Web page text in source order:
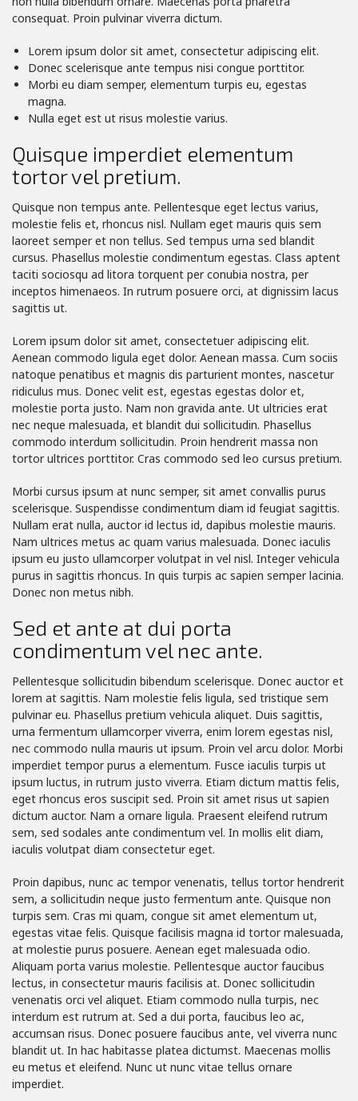
consequat. Proin pulvinar viverra dictum.
Lorem ipsum dolor sit amet, consectetur adipiscing elit.
Donec scelerisque ante tempus nisi congue porttitor.
Morbi eu diam semper, elementum turpis eu, egestas
magna.
Nulla eget est ut risus molestie varius.
Quisque imperdiet elementum
tortor vel pretium.
Quisque non tempus ante. Pellentesque eget lectus varius,
molestie felis et, rhoncus nisl. Nullam eget mauris quis sem
laoreet semper et non tellus. Sed tempus urna sed blandit
cursus. Phasellus molestie condimentum egestas. Class aptent
taciti sociosqu ad litora torquent per conubia nostra, per
inceptos himenaeos. In rutrum posuere orci, at dignissim lacus
sagittis ut.
Lorem ipsum dolor sit amet, consectetuer adipiscing elit.
Aenean commodo ligula eget dolor. Aenean massa. Cum sociis
natoque penatibus et magnis dis parturient montes, nascetur
ridiculus mus. Donec velit est, egestas egestas dolor et,
molestie porta justo. Nam non gravida ante. Ut ultricies erat
nec neque malesuada, et blandit dui sollicitudin. Phasellus
commodo interdum sollicitudin. Proin hendrerit massa non
tortor ultrices porttitor. Cras commodo sed leo cursus pretium.
Morbi cursus ipsum at nunc semper, sit amet convallis purus
scelerisque. Suspendisse condimentum diam id feugiat sagittis.
Nullam erat nulla, auctor id lectus id, dapibus molestie mauris.
Nam ultrices metus ac quam varius malesuada. Donec iaculis
ipsum eu justo ullamcorper volutpat in vel nisl. Integer vehicula
purus in sagittis rhoncus. In quis turpis ac sapien semper lacinia.
Donec non metus nibh.
Sed et ante at dui porta
condimentum vel nec ante.
Pellentesque sollicitudin bibendum scelerisque. Donec auctor et
lorem at sagittis. Nam molestie felis ligula, sed tristique sem
pulvinar eu. Phasellus pretium vehicula aliquet. Duis sagittis,
urna fermentum ullamcorper viverra, enim lorem egestas nisl,
nec commodo nulla mauris ut ipsum. Proin vel arcu dolor. Morbi
imperdiet tempor purus a elementum. Fusce iaculis turpis ut
ipsum luctus, in rutrum justo viverra. Etiam dictum mattis felis,
eget rhoncus eros suscipit sed. Proin sit amet risus ut sapien
dictum auctor. Nam a ornare ligula. Praesent eleifend rutrum
sem, sed sodales ante condimentum vel. In mollis elit diam,
iaculis volutpat diam consectetur eget.
Proin dapibus, nunc ac tempor venenatis, tellus tortor hendrerit
sem, a sollicitudin neque justo fermentum ante. Quisque non
turpis sem. Cras mi quam, congue sit amet elementum ut,
egestas vitae felis. Quisque facilisis magna id tortor malesuada,
at molestie purus posuere. Aenean eget malesuada odio.
Aliquam porta varius molestie. Pellentesque auctor faucibus
lectus, in consectetur mauris facilisis at. Donec sollicitudin
venenatis orci vel aliquet. Etiam commodo nulla turpis, nec
interdum est rutrum at. Sed a dui porta, faucibus leo ac,
accumsan risus. Donec posuere faucibus ante, vel viverra nunc
blandit ut. In hac habitasse platea dictumst. Maecenas mollis
eu metus et eleifend. Nunc ut nunc vitae tellus ornare
imperdiet.